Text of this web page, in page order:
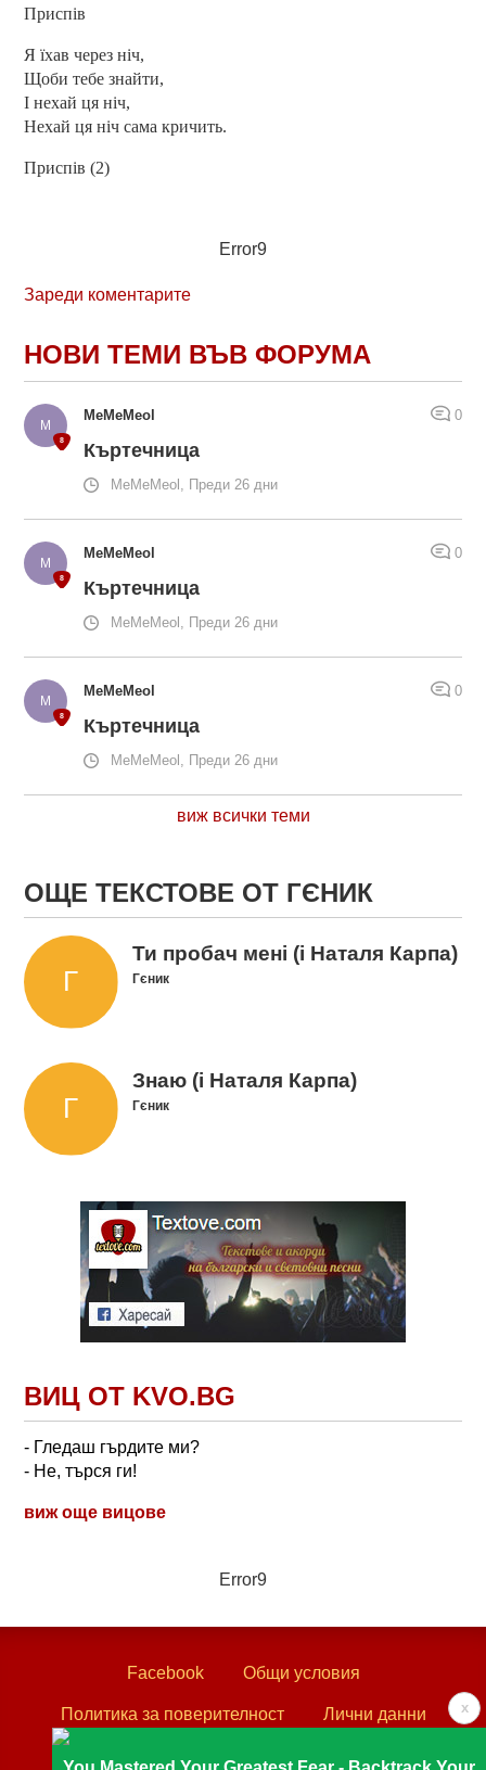
Приспів
Я їхав через ніч,
Щоби тебе знайти,
І нехай ця ніч,
Нехай ця ніч сама кричить.
Приспів (2)
Error9
Зареди коментарите
НОВИ ТЕМИ ВЪВ ФОРУМА
MeMeMeol 0
Къртечница
MeMeMeol, Преди 26 дни
MeMeMeol 0
Къртечница
MeMeMeol, Преди 26 дни
MeMeMeol 0
Къртечница
MeMeMeol, Преди 26 дни
виж всички теми
ОЩЕ ТЕКСТОВЕ ОТ ГЄНИК
Ти пробач мені (і Наталя Карпа)
Гєник
Знаю (і Наталя Карпа)
Гєник
ВИЦ ОТ KVO.BG
- Гледаш гърдите ми?
- Не, търся ги!
виж още вицове
Error9
x
Facebook Общи условия
Политика за поверителност Лични данни